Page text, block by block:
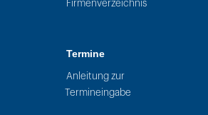
Firmenverzeichnis
Termine
Anleitung zur
Termineingabe